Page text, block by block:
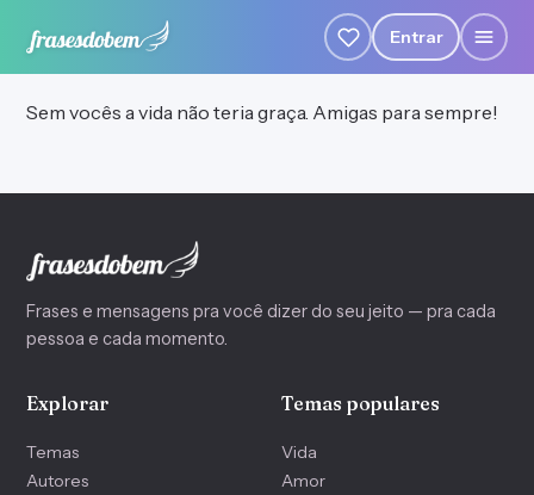
Entrar
Sem vocês a vida não teria graça. Amigas para sempre!
Frases e mensagens pra você dizer do seu jeito — pra cada
pessoa e cada momento.
Explorar
Temas
Autores
Temas populares
Vida
Amor